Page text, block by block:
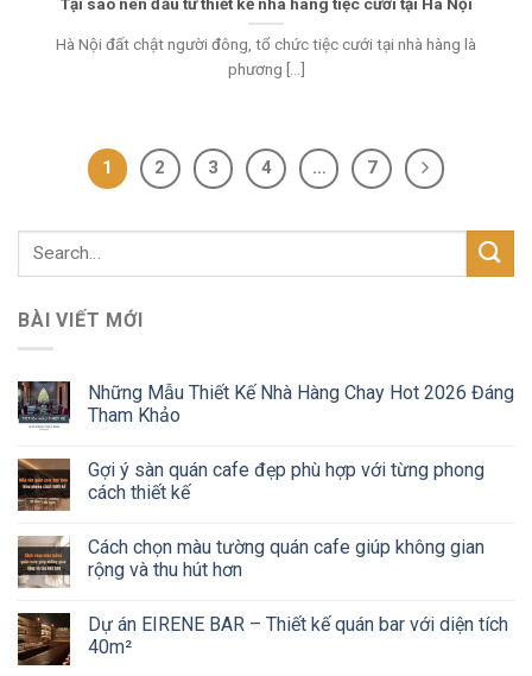
Hà Nội đất chật người đông, tổ chức tiệc cưới tại nhà hàng là
phương [...]
1 2 3 4 … 7
BÀI VIẾT MỚI
Những Mẫu Thiết Kế Nhà Hàng Chay Hot 2026 Đáng
Tham Khảo
Gợi ý sàn quán cafe đẹp phù hợp với từng phong
cách thiết kế
Cách chọn màu tường quán cafe giúp không gian
rộng và thu hút hơn
Dự án EIRENE BAR – Thiết kế quán bar với diện tích
40m²